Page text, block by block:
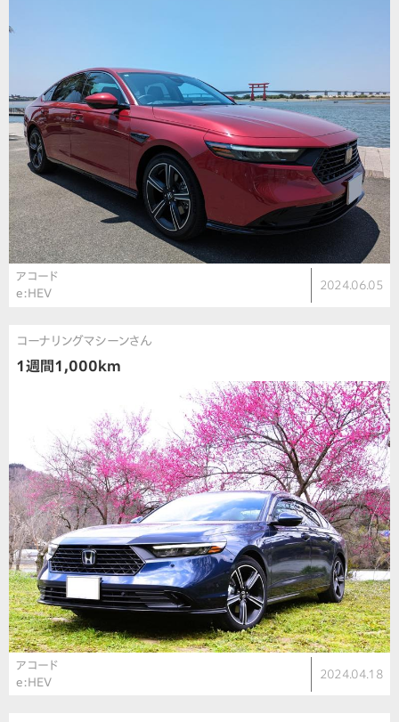
アコード
e:HEV
2024.06.05
コーナリングマシーンさん
1週間1,000km
アコード
e:HEV
2024.04.18